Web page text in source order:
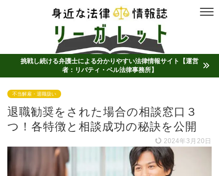
挑戦し続ける弁護士による分かりやすい法律情報サイト【運営
者：リバティ・ベル法律事務所】
不当解雇・退職扱い
退職勧奨をされた場合の相談窓口３
つ！各特徴と相談成功の秘訣を公開
2024年3月20日